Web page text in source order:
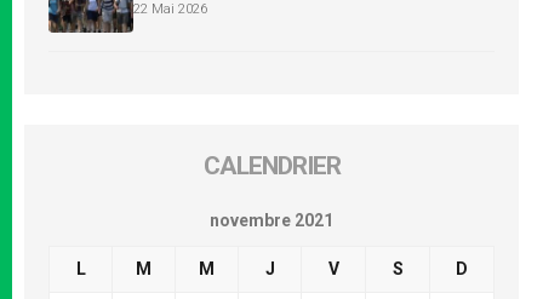
22 Mai 2026
CALENDRIER
novembre 2021
L M M J V S D